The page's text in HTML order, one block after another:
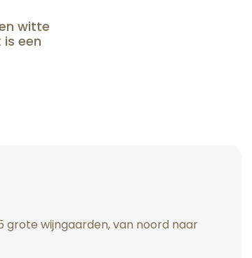
witte
een
grote wijngaarden, van noord naar